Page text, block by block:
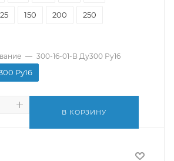
150 200 250
— 300-16-01-В Ду300 Ру16
Ру16
В КОРЗИНУ